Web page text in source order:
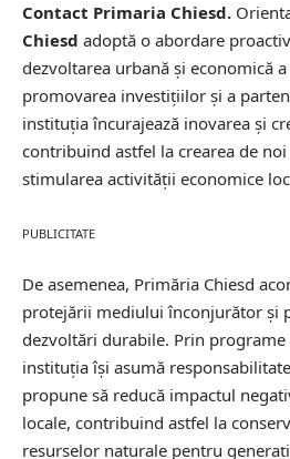
Contact Primaria Chiesd.
Chiesd adoptă o abordare
dezvoltarea urbană și economică
promovarea investițiilor și a
instituția încurajează inovarea și
contribuind astfel la crearea de
stimularea activității economice
PUBLICITATE
De asemenea, Primăria Chiesd
protejării mediului înconjurător și
dezvoltări durabile. Prin
instituția își asumă
propune să reducă impactul
locale, contribuind astfel la
resurselor naturale pentru